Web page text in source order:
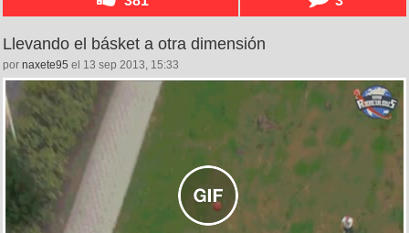
Llevando el básket a otra dimensión
por naxete95 el 13 sep 2013, 15:33